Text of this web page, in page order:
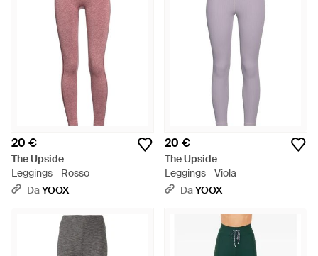
20 €
The Upside
Leggings - Rosso
DaYOOX
20 €
The Upside
Leggings - Viola
DaYOOX